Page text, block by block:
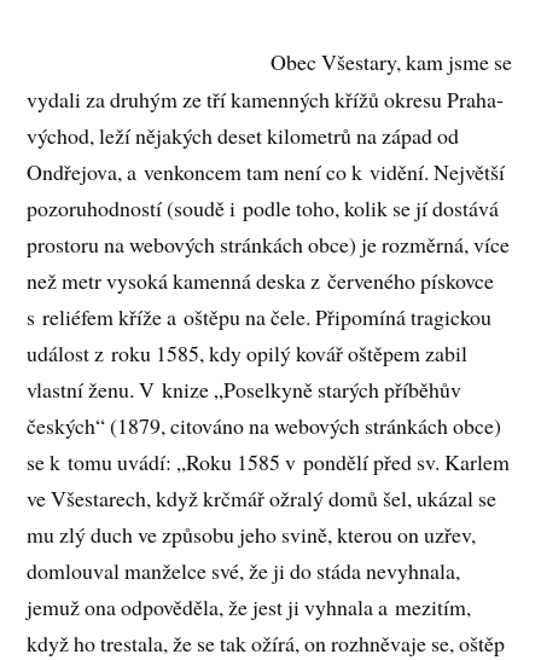
Obec Všestary, kam jsme se
vydali za druhým ze tří kamenných křížů okresu Praha-
východ, leží nějakých deset kilometrů na západ od
Ondřejova, a venkoncem tam není co k vidění. Největší
pozoruhodností (soudě i podle toho, kolik se jí dostává
prostoru na webových stránkách obce) je rozměrná, více
než metr vysoká kamenná deska z červeného pískovce
s reliéfem kříže a oštěpu na čele. Připomíná tragickou
událost z roku 1585, kdy opilý kovář oštěpem zabil
vlastní ženu. V knize „Poselkyně starých příběhův
českých“ (1879, citováno na webových stránkách obce)
se k tomu uvádí: „Roku 1585 v pondělí před sv. Karlem
ve Všestarech, když krčmář ožralý domů šel, ukázal se
mu zlý duch ve způsobu jeho svině, kterou on uzřev,
domlouval manželce své, že ji do stáda nevyhnala,
jemuž ona odpověděla, že jest ji vyhnala a mezitím,
když ho trestala, že se tak ožírá, on rozhněvaje se, oštěp